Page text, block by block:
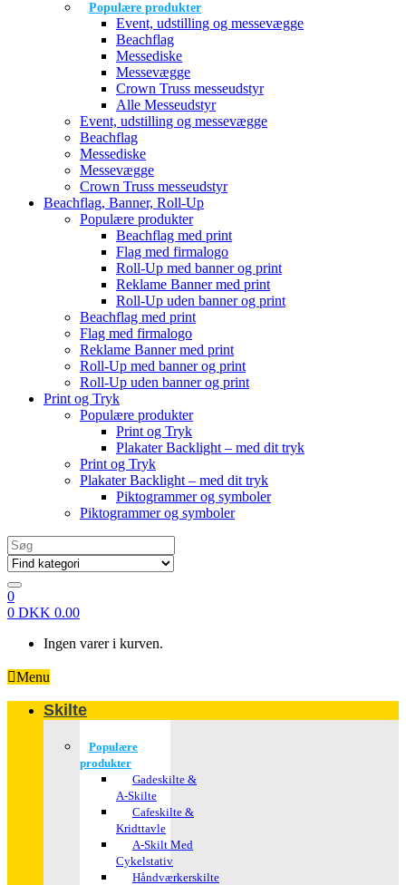
Populære produkter
Event, udstilling og messevægge
Beachflag
Messediske
Messevægge
Crown Truss messeudstyr
Alle Messeudstyr
Event, udstilling og messevægge
Beachflag
Messediske
Messevægge
Crown Truss messeudstyr
Beachflag, Banner, Roll-Up
Populære produkter
Beachflag med print
Flag med firmalogo
Roll-Up med banner og print
Reklame Banner med print
Roll-Up uden banner og print
Beachflag med print
Flag med firmalogo
Reklame Banner med print
Roll-Up med banner og print
Roll-Up uden banner og print
Print og Tryk
Populære produkter
Print og Tryk
Plakater Backlight – med dit tryk
Print og Tryk
Plakater Backlight – med dit tryk
Piktogrammer og symboler
Piktogrammer og symboler
Search
for:
0
0 DKK 0.00
Ingen varer i kurven.
Menu
Skilte
Populære
produkter
Gadeskilte &
A-Skilte
Cafeskilte &
Kridttavle
A-Skilt Med
Cykelstativ
Håndværkerskilte